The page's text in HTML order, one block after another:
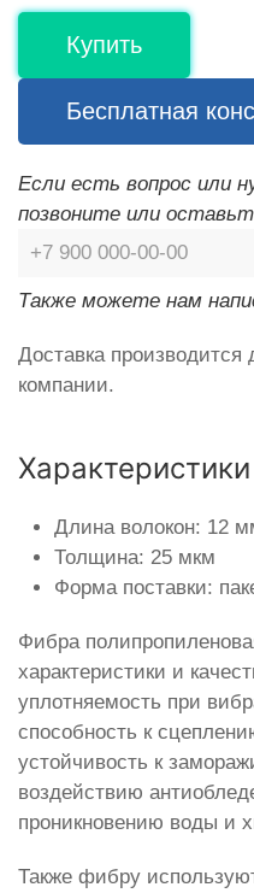
Купить
Бесплатная
Если есть вопрос или
позвоните или
Также можете нам
Доставка производится
компании.
Характеристики
Длина волокон: 12
Толщина: 25 мкм
Форма поставки:
Фибра
характеристики и
уплотняемость при
способность к
устойчивость к
воздействию
проникновению воды и
Также фибру